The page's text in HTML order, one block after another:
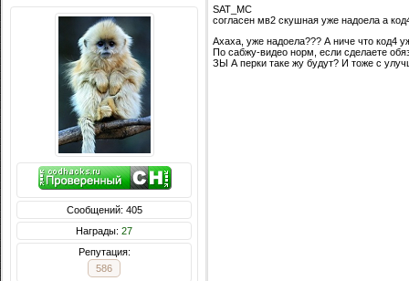
Сообщений: 405
Награды: 27
Репутация:
586
SAT_MC
согласен мв2 скушная уже надоела а
Ахаха, уже надоела??? А ниче что код4
По сабжу-видео норм, если сделаете
ЗЫ А перки таке жу будут? И тоже с